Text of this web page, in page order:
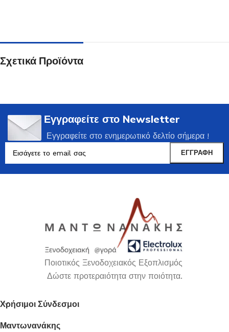
Σχετικά Προϊόντα
Εγγραφείτε στο Newsletter
Εγγραφείτε στο ενημερωτικό δελτίο σήμερα !
Ποιοτικός Ξενοδοχειακός Εξοπλισμός
Δώστε προτεραιότητα στην ποιότητα.
Χρήσιμοι Σύνδεσμοι
Μαντωνανάκης